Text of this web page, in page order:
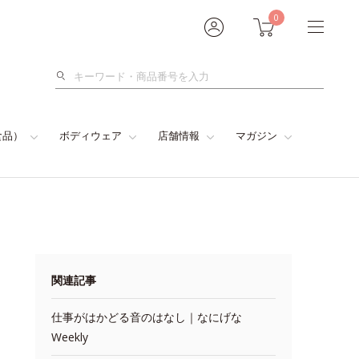
0
検
） ボディウェア 店舗情報 マガジン
関連記事
仕事がはかどる音のはなし｜なにげな
Weekly